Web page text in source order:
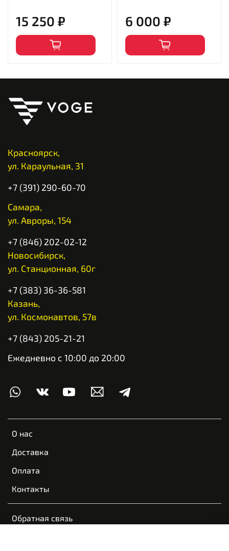
15 250 ₽ 6 000 ₽
О нас
Доставка
Оплата
Контакты
Обратная связь
Красноярск,
ул. Караульная, 31
+7 (391) 290-60-70
Самара,
ул. Авроры, 154
+7 (846) 202-02-12
Новосибирск,
ул. Станционная, 60г
+7 (383) 36-36-581
Казань,
ул. Космонавтов, 57в
+7 (843) 205-21-21
Ежедневно с 10:00 до 20:00